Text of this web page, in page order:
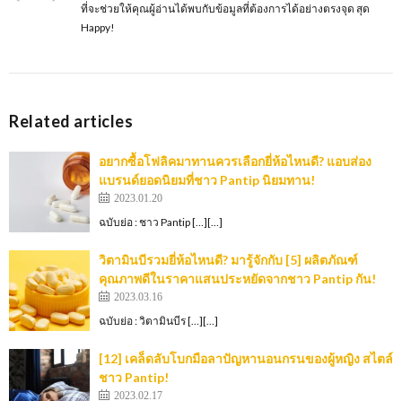
ที่จะช่วยให้คุณผู้อ่านได้พบกับข้อมูลที่ต้องการได้อย่างตรงจุด สุด
Happy!
Related articles
อยากซื้อโฟลิคมาทานควรเลือกยี่ห้อไหนดี? แอบส่อง
แบรนด์ยอดนิยมที่ชาว Pantip นิยมทาน!
2023.01.20
ฉบับย่อ : ชาว Pantip […][…]
วิตามินบีรวมยี่ห้อไหนดี? มารู้จักกับ [5] ผลิตภัณฑ์
คุณภาพดีในราคาแสนประหยัดจากชาว Pantip กัน!
2023.03.16
ฉบับย่อ : วิตามินบีร […][…]
[12] เคล็ดลับโบกมือลาปัญหานอนกรนของผู้หญิง สไตล์
ชาว Pantip!
2023.02.17